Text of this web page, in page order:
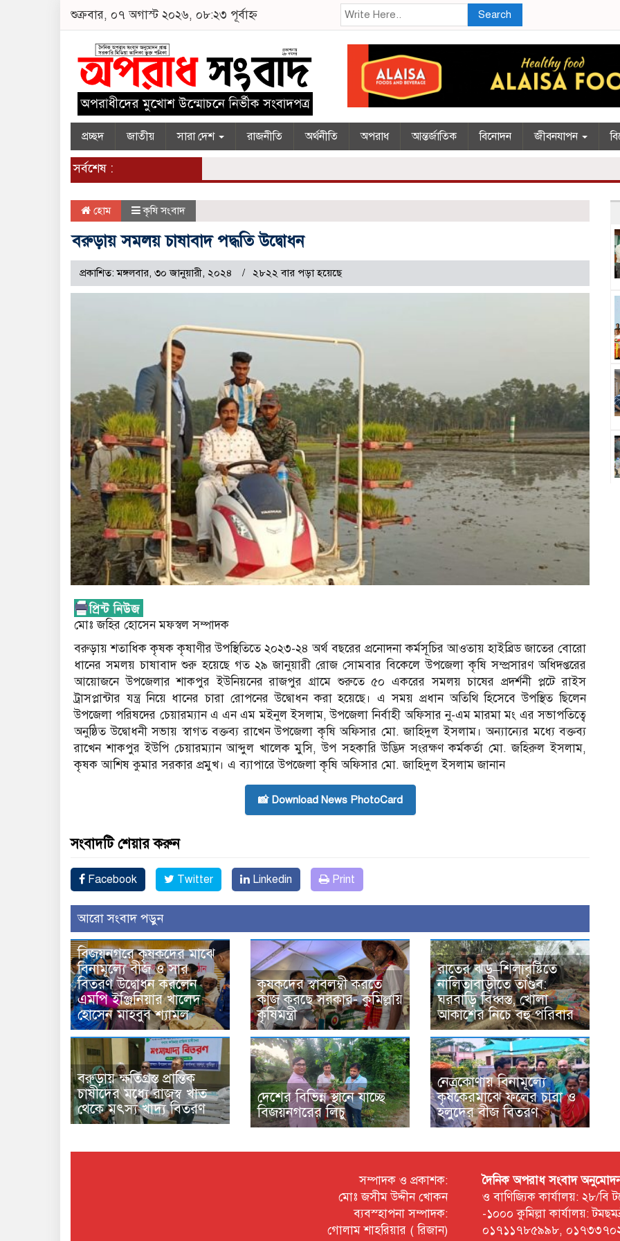
শুক্রবার, ০৭ অগাস্ট ২০২৬, ০৮:২৩ পূর্বাহ্ন Search
প্রচ্ছদ জাতীয় সারা দেশ রাজনীতি অর্থনীতি অপরাধ আন্তর্জাতিক বিনোদন জীবনযাপন
সর্বশেষ :
হোম কৃষি সংবাদ
বরুড়ায় সমলয় চাষাবাদ পদ্ধতি উদ্বোধন
প্রকাশিত: মঙ্গলবার, ৩০ জানুয়ারী, ২০২৪ ২৮২২ বার পড়া হয়েছে
মোঃ জহির হোসেন মফস্বল সম্পাদক
বরুড়ায় শতাধিক কৃষক কৃষাণীর উপস্থিতিতে ২০২৩-২৪ অর্থ বছরের প্রনোদনা কর্মসূচির আওতায় হাইব্রিড জাতের বোরো
ধানের সমলয় চাষাবাদ শুরু হয়েছে গত ২৯ জানুয়ারী রোজ সোমবার বিকেলে উপজেলা কৃষি সম্প্রসারণ অধিদপ্তরের
আয়োজনে উপজেলার শাকপুর ইউনিয়নের রাজপুর গ্রামে শুরুতে ৫০ একরের সমলয় চাষের প্রদর্শনী প্লটে রাইস
ট্রাসপ্লান্টার যন্ত্র নিয়ে ধানের চারা রোপনের উদ্বোধন করা হয়েছে। এ সময় প্রধান অতিথি হিসেবে উপস্থিত ছিলেন
উপজেলা পরিষদের চেয়ারম্যান এ এন এম মইনুল ইসলাম, উপজেলা নির্বাহী অফিসার নু-এম মারমা মং এর সভাপতিত্বে
অনুষ্ঠিত উদ্বোধনী সভায় স্বাগত বক্তব্য রাখেন উপজেলা কৃষি অফিসার মো. জাহিদুল ইসলাম। অন্যান্যের মধ্যে বক্তব্য
রাখেন শাকপুর ইউপি চেয়ারম্যান আব্দুল খালেক মুসি, উপ সহকারি উদ্ভিদ সংরক্ষণ কর্মকর্তা মো. জহিরুল ইসলাম,
কৃষক আশিষ কুমার সরকার প্রমুখ। এ ব্যাপারে উপজেলা কৃষি অফিসার মো. জাহিদুল ইসলাম জানান
📸 Download News PhotoCard
সংবাদটি শেয়ার করুন
Facebook Twitter Linkedin Print
আরো সংবাদ পড়ুন
বিজয়নগরে কৃষকদের মাঝে
বিনামূল্যে বীজ ও সার
বিতরণ উদ্বোধন করলেন
এমপি ইঞ্জিনিয়ার খালেদ
হোসেন মাহবুব শ্যামল
কৃষকদের স্বাবলম্বী করতে
কাজ করছে সরকার- কুমিল্লায়
কৃষিমন্ত্রী
রাতের ঝড়–শিলাবৃষ্টিতে
নালিতাবাড়ীতে তাণ্ডব:
ঘরবাড়ি বিধ্বস্ত, খোলা
আকাশের নিচে বহু পরিবার
বরুড়ায় ক্ষতিগ্রস্ত প্রান্তিক
চাষীদের মধ্যে রাজস্ব খাত
থেকে মৎস্য খাদ্য বিতরণ
দেশের বিভিন্ন স্থানে যাচ্ছে
বিজয়নগরের লিচু
নেত্রকোণায় বিনামূল্যে
কৃষকেরমাঝে ফলের চারা ও
হলুদের বীজ বিতরণ
সম্পাদক ও প্রকাশক:
মোঃ জসীম উদ্দীন খোকন
ব্যবস্হাপনা সম্পাদক:
গোলাম শাহরিয়ার ( রিজান)
দৈনিক অপরাধ সংবাদ অনুমোদন
ও বাণিজ্যিক কার্যালয়: ২৮/বি
-১০০০ কুমিল্লা কার্যালয়:
০১৭১১৭৮৫৯৯৮,